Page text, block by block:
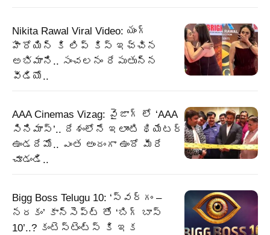
Nikita Rawal Viral Video: యంగ్
హీరోయిన్ కి లిప్ కిస్ ఇచ్చిన
అభిమాని.. సంచలనం రేపుతున్న
వీడియో..
AAA Cinemas Vizag: వైజాగ్ లో ‘AAA
సినిమాస్’.. దేశంలోనే ఇలాంటి థియేటర్
ఉండదేమో.. ఎంత అందంగా ఉందో మీరే
చూడండి..
Bigg Boss Telugu 10: ‘స్వర్గం –
నరకం’ కాన్సెప్ట్ తో ‘బిగ్ బాస్
10’..? కంటెస్టెంట్స్ కి ఇక